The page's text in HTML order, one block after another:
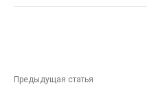
Предыдущая статья